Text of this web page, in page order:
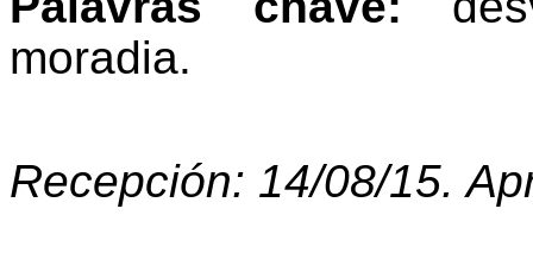
moradia.
Recepción: 14/08/15.